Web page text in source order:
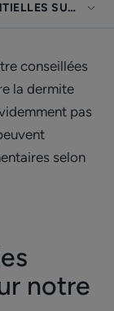
SUR
conseillées
la dermite
pas
selon
notre